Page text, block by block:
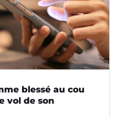
blessé au cou
vol de son